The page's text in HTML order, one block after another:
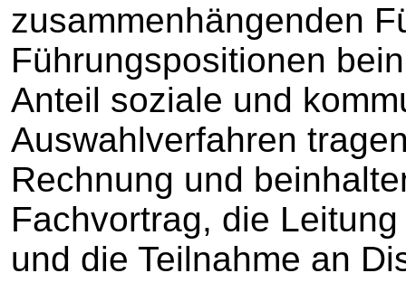
zusammenhängenden
Führungspositionen
Anteil soziale und
Auswahlverfahren
Rechnung und
Fachvortrag, die
und die Teilnahme an